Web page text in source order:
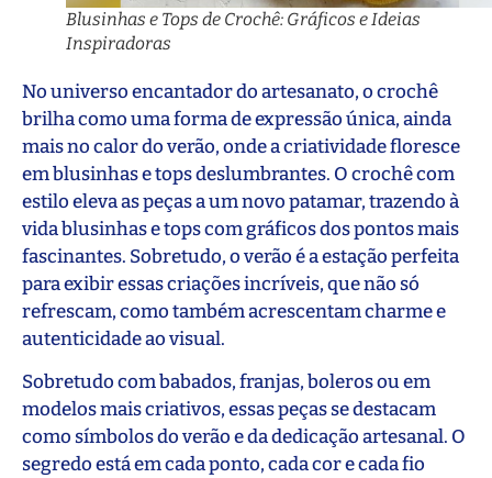
Blusinhas e Tops de Crochê: Gráficos e Ideias
Inspiradoras
No universo encantador do artesanato, o crochê
brilha como uma forma de expressão única, ainda
mais no calor do verão, onde a criatividade floresce
em blusinhas e tops deslumbrantes. O crochê com
estilo eleva as peças a um novo patamar, trazendo à
vida blusinhas e tops com gráficos dos pontos mais
fascinantes. Sobretudo, o verão é a estação perfeita
para exibir essas criações incríveis, que não só
refrescam, como também acrescentam charme e
autenticidade ao visual.
Sobretudo com babados, franjas, boleros ou em
modelos mais criativos, essas peças se destacam
como símbolos do verão e da dedicação artesanal. O
segredo está em cada ponto, cada cor e cada fio